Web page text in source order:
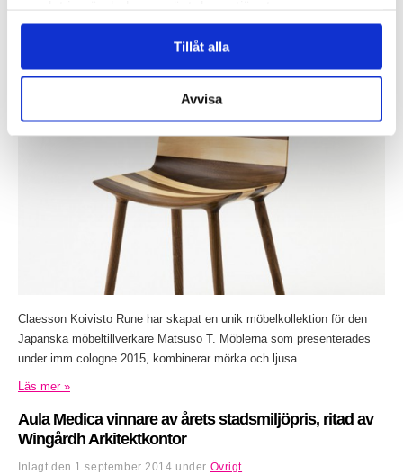
Tillåt alla
Avvisa
Claesson Koivisto Rune gör randig möbelkollektion
Claesson Koivisto Rune har skapat en unik möbelkollektion för den
Japanska möbeltillverkare Matsuso T. Möblerna som presenterades
under imm cologne 2015, kombinerar mörka och ljusa...
Läs mer »
Aula Medica vinnare av årets stadsmiljöpris, ritad av
Wingårdh Arkitektkontor
Inlagt den 1 september 2014 under Övrigt